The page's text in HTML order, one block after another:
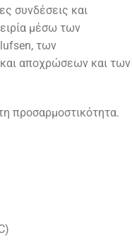
συνδέσεις και
μέσω των
των
αποχρώσεων και των
προσαρμοστικότητα.